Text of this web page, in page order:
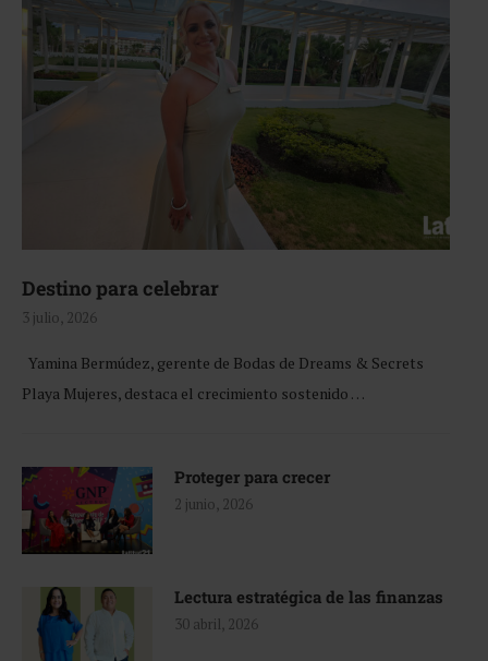
Destino para celebrar
3 julio, 2026
Yamina Bermúdez, gerente de Bodas de Dreams & Secrets
Playa Mujeres, destaca el crecimiento sostenido …
Proteger para crecer
2 junio, 2026
Lectura estratégica de las finanzas
30 abril, 2026